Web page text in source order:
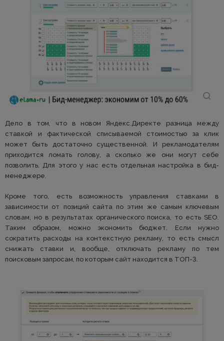
Дело в том, что в новом Яндекс.Директе разница между
ставкой и фактической списываемой стоимостью за клик
может быть достаточно существенной. И рекламодателям
приходится ломать голову, а сколько же они могут себе
позволить. Для этого у нас есть отдельная настройка в бид-
менеджере.
Кроме того, есть возможность управления ставками в
зависимости от позиций сайта по этим же самым ключевым
словам, но в результатах органического поиска, то есть SEO.
Таким образом, можно экономить бюджет. Если нужно
сократить расходы на контекстную рекламу, то есть смысл
снижать ставки и, вообще, отключать рекламу по тем
поисковым запросам, по которым сайт находится в ТОП-3.